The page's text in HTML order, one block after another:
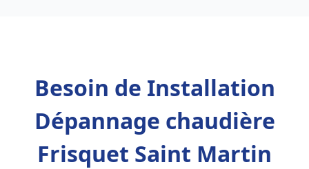
Besoin de Installation
Dépannage chaudière
Frisquet Saint Martin